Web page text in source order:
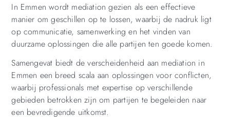
In Emmen wordt mediation gezien als een effectieve
manier om geschillen op te lossen, waarbij de nadruk ligt
op communicatie, samenwerking en het vinden van
duurzame oplossingen die alle partijen ten goede komen.
Samengevat biedt de verscheidenheid aan mediation in
Emmen een breed scala aan oplossingen voor conflicten,
waarbij professionals met expertise op verschillende
gebieden betrokken zijn om partijen te begeleiden naar
een bevredigende uitkomst.